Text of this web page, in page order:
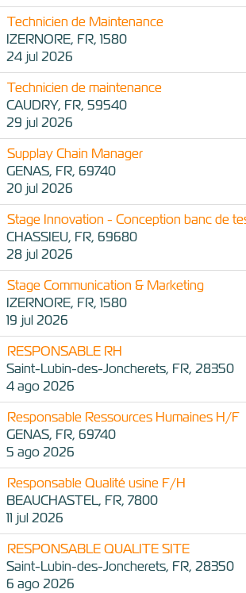
Technicien de Maintenance
IZERNORE, FR, 1580
24 jul 2026
Technicien de maintenance
CAUDRY, FR, 59540
29 jul 2026
Supplay Chain Manager
GENAS, FR, 69740
20 jul 2026
Stage Innovation - Conception banc de
CHASSIEU, FR, 69680
28 jul 2026
Stage Communication & Marketing
IZERNORE, FR, 1580
19 jul 2026
RESPONSABLE RH
Saint-Lubin-des-Joncherets, FR, 28350
4 ago 2026
Responsable Ressources Humaines H/F
GENAS, FR, 69740
5 ago 2026
Responsable Qualité usine F/H
BEAUCHASTEL, FR, 7800
11 jul 2026
RESPONSABLE QUALITE SITE
Saint-Lubin-des-Joncherets, FR, 28350
6 ago 2026